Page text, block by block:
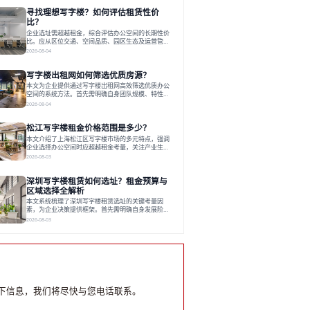
运营方通过空间优化与社群服务，助力企业成长，推
动市场向多元化、高性价比方向发展。近年来，西安
写字楼市场呈现出租金持续调整的态势，这一现象引
发了的广泛关注。作为西部重要
寻找理想写字楼？如何评估租赁性价
比？
企业选址需超越租金，综合评估办公空间的长期性价
比。应从区位交通、空间品质、园区生态及运营管理
四个核心维度权衡财务支出与长期价值回报。理想的
衡。对于许多正在成长或寻求稳定发展的企业而言，
寻找一处合适的办公空间是一项至关重要的决策。这
不仅关系到团队的日常工作效率与协作氛围，更直接
影响着企业的品牌形象、运营成本
2026-08-04
写字楼出租网如何筛选优质房源？
本文为企业提供通过写字楼出租网高效筛选优质办公
空间的系统方法。首先需明确自身团队规模、特性、
预算等核心需求。线上筛选时，应深入解读房源参
背景与持续服务能力。完成线上初选后，必须进行线
下实地验证，核对空间实景、测试设施、感受园区氛
围并确认合同条款，从而做出精确决策。在数字化时
代，写字楼出租网已成为企业寻找
2026-08-04
松江写字楼租金价格范围是多少？
本文介绍了上海松江区写字楼市场的多元特点，强调
企业选择办公空间时应超越租金考量，关注产业生态
与综合服务。文章分析了市场概况、影响空间价值的
建服务生态助力企业成长，建议企业系统评估需求与
长期价值，选择匹配的发展载体。对于许多寻求在上
海松江区设立或扩展办公空间的企业而言，了解该区
域的写字楼市场概况是决策的首先
2026-08-03
深圳写字楼租赁如何选址？租金预算与
区域选择全解析
本文系统梳理了深圳写字楼租赁选址的关键考量因
素，为企业决策提供框架。首先需明确自身发展阶
段、团队规模和文化特质等核心需求。深圳多中心商
业园注重生态与社群，适合文创、科技类企业。评估
2026-08-03
信息，我们将尽快与您电话联系。